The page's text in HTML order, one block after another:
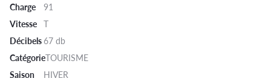
Charge
91
Vitesse T
Décibels67 db
CatégorieTOURISME
Saison
HIVER